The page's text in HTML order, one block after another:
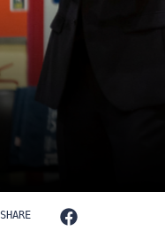
SHARE